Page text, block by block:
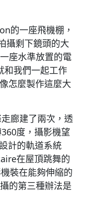
的一座飛機棚，
攝剩下鏡頭的大
座水準放置的電
我們一起工作
怎麼製作這麼大
廊建了兩次，透
度，攝影機望
計的軌道系統
在屋頂跳舞的
裝在能夠伸縮的
的第三種辦法是